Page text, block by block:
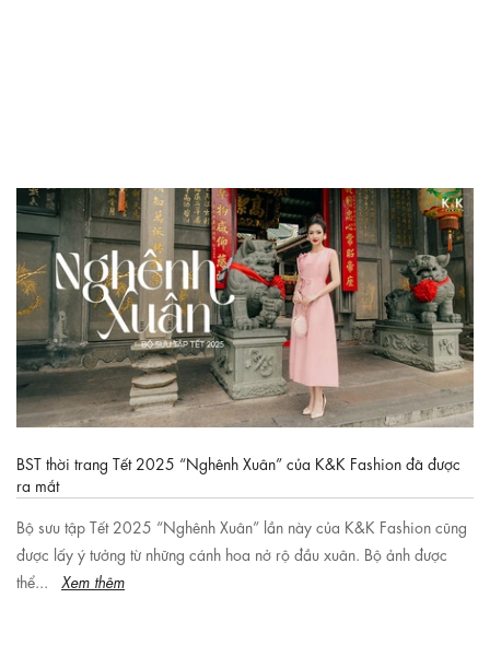
BST thời trang Tết 2025 “Nghênh Xuân” của K&K Fashion đã được
ra mắt
Bộ sưu tập Tết 2025 “Nghênh Xuân” lần này của K&K Fashion cũng
được lấy ý tưởng từ những cánh hoa nở rộ đầu xuân. Bộ ảnh được
thể...
Xem thêm